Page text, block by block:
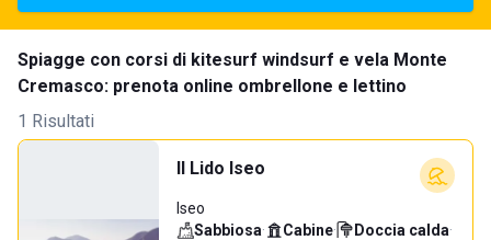
Spiagge con corsi di kitesurf windsurf e vela Monte
Cremasco: prenota online ombrellone e lettino
1 Risultati
Il Lido Iseo
Iseo
Sabbiosa· Cabine· Doccia calda·